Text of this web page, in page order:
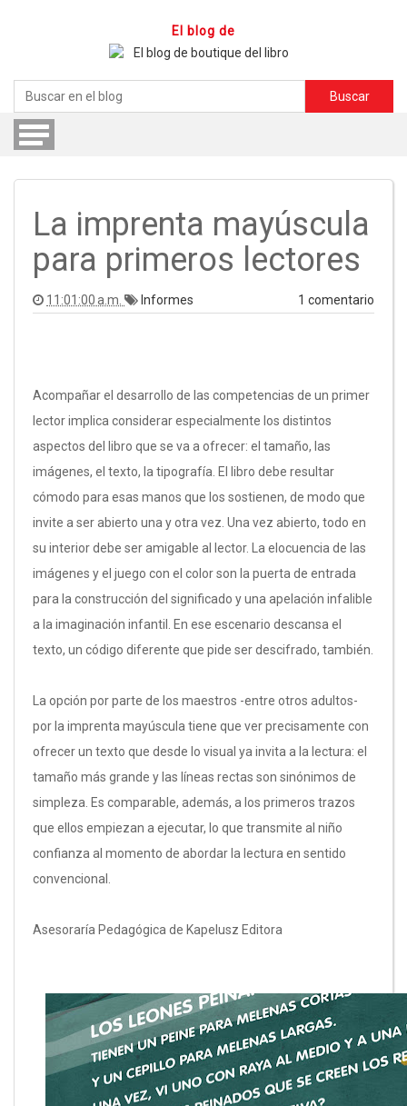
El blog de
T
o
g
g
le
n
t
i
La imprenta mayúscula
para primeros lectores
11:01:00 a.m. Informes 1 comentario
Acompañar el desarrollo de las competencias de un primer
lector implica considerar especialmente los distintos
aspectos del libro que se va a ofrecer: el tamaño, las
imágenes, el texto, la tipografía. El libro debe resultar
cómodo para esas manos que los sostienen, de modo que
invite a ser abierto una y otra vez. Una vez abierto, todo en
su interior debe ser amigable al lector. La elocuencia de las
imágenes y el juego con el color son la puerta de entrada
para la construcción del significado y una apelación infalible
a la imaginación infantil. En ese escenario descansa el
texto, un código diferente que pide ser descifrado, también.
La opción por parte de los maestros -entre otros adultos-
por la imprenta mayúscula tiene que ver precisamente con
ofrecer un texto que desde lo visual ya invita a la lectura: el
tamaño más grande y las líneas rectas son sinónimos de
simpleza. Es comparable, además, a los primeros trazos
que ellos empiezan a ejecutar, lo que transmite al niño
confianza al momento de abordar la lectura en sentido
convencional.
Asesoraría Pedagógica de Kapelusz Editora